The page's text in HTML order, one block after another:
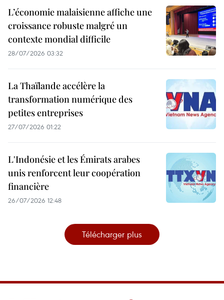
L’économie malaisienne affiche une
croissance robuste malgré un
contexte mondial difficile
28/07/2026 03:32
La Thaïlande accélère la
transformation numérique des
petites entreprises
27/07/2026 01:22
L'Indonésie et les Émirats arabes
unis renforcent leur coopération
financière
26/07/2026 12:48
Télécharger plus